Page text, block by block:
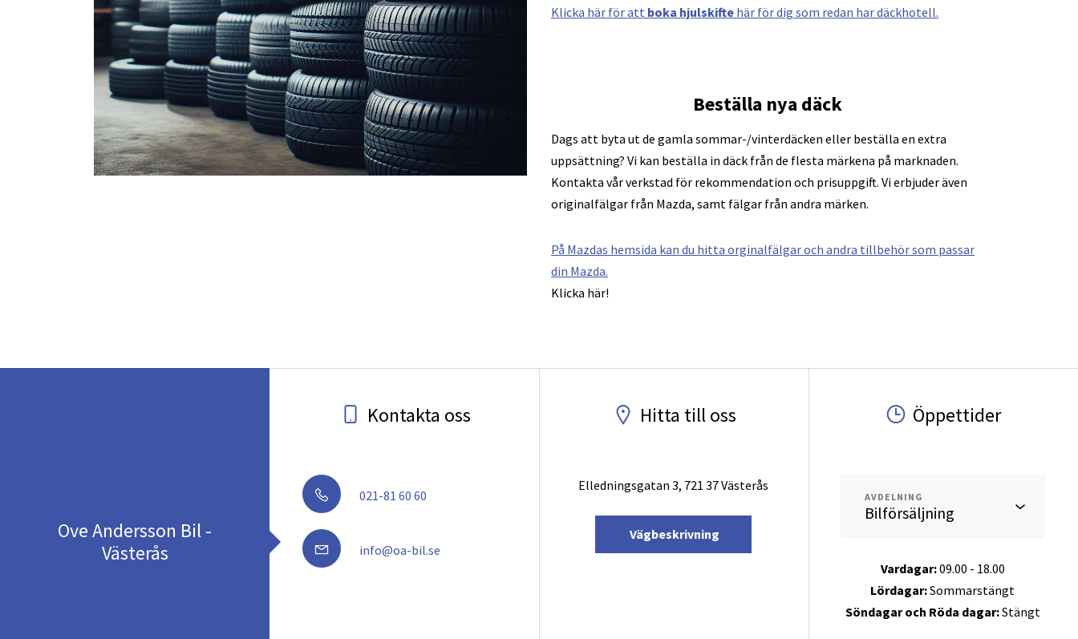
Klicka här för att boka hjulskifte här för dig som redan har däckhotell.
Beställa nya däck
Dags att byta ut de gamla sommar-/vinterdäcken eller beställa en extra
uppsättning? Vi kan beställa in däck från de flesta märkena på marknaden.
Kontakta vår verkstad för rekommendation och prisuppgift. Vi erbjuder även
originalfälgar från Mazda, samt fälgar från andra märken.
På Mazdas hemsida kan du hitta orginalfälgar och andra tillbehör som passar
din Mazda.
Klicka här!
Ove Andersson Bil -
Västerås
Kontakta oss
021-81 60 60
info@oa-bil.se
Hitta till oss
Elledningsgatan 3, 721 37 Västerås
Vägbeskrivning
Öppettider
AVDELNING
Vardagar:09.00 - 18.00
Lördagar:Sommarstängt
Söndagar och Röda dagar:Stängt